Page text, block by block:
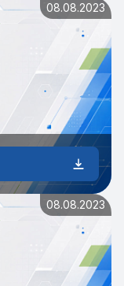
08.08.2023
08.08.2023